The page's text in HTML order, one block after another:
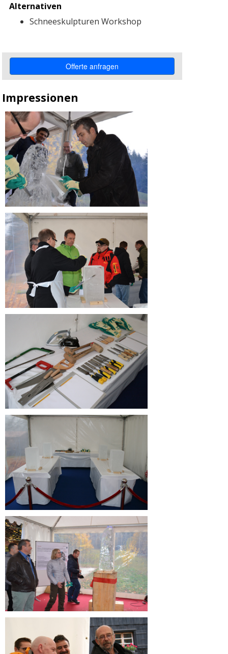
Alternativen
Schneeskulpturen Workshop
Impressionen